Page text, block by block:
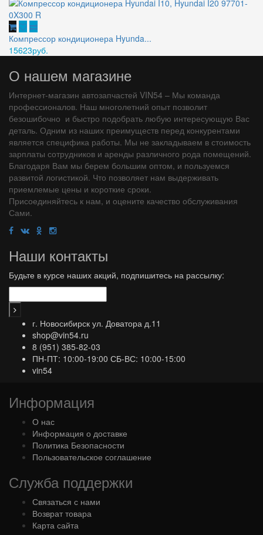
Компрессор кондиционера Hyunda...
15623руб.
О нашем магазине
Интернет-магазин автозапчастей VIN54 – Мы команда
профессионалов. Наш многолетний опыт позволит
безошибочно и быстро подобрать любую интересующую Вас
деталь. Одним из наших преимуществ перед конкурентами
является специфика работы. Мы не закладываем в стоимость
зарплаты сотрудников и аренды различного рода помещений.
Благодаря Вам мы берем большим оптом, и пользуемся
развитой логистикой. Что позволяет нам выдерживать
приемлемые цены и короткие сроки.
Присоединяйтесь к нам, и оцените качество обслуживания
Сами.
Наши контакты
Будьте в курсе наших акций, подпишитесь на рассылку:
г. Новосибирск ул. Доватора д.11
shop@vin54.ru
8 (951) 385-82-03
ПН-ПТ: 10:00-19:00 СБ-ВС: 10:00-15:00
vin54
Информация
О нас
Информация о доставке
Политика Безопасности
Пользовательское соглашение
Служба поддержки
Связаться с нами
Возврат товара
Карта сайта